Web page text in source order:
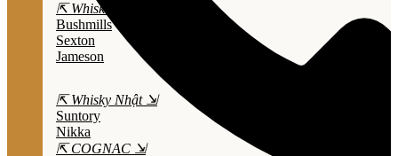
⇱ Whiskey Ailen ⇲
Bushmills
Sexton
Jameson
⇱ Whisky Nhật ⇲
Suntory
Nikka
⇱ COGNAC ⇲